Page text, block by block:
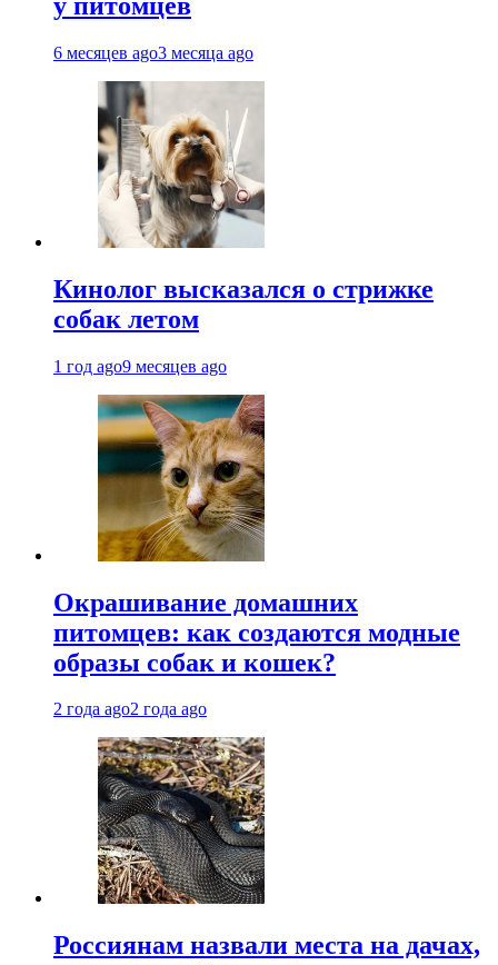
6 месяцев ago3 месяца ago
Кинолог высказался о стрижке
собак летом
1 год ago9 месяцев ago
Окрашивание домашних
питомцев: как создаются модные
образы собак и кошек?
2 года ago2 года ago
Россиянам назвали места на дачах,